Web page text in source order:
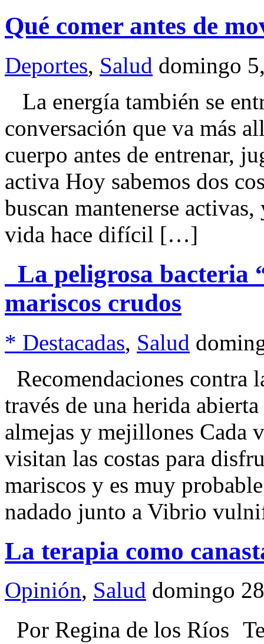
Qué comer antes de
Deportes, Salud domingo
La energía también se
conversación que va más
cuerpo antes de entrenar,
activa Hoy sabemos dos
buscan mantenerse
vida hace difícil […]
La peligrosa bacteria
mariscos crudos
* Destacadas, Salud
Recomendaciones contra
través de una herida
almejas y mejillones Cada
visitan las costas para
mariscos y es muy
nadado junto a Vibrio
La terapia como
Opinión, Salud domingo
Por Regina de los Ríos